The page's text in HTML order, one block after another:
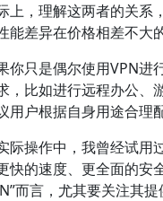
上，理解这两者的关系
能差异在价格相差不大
你只是偶尔使用VPN进
，比如进行远程办公、
用户根据自身用途合理
际操作中，我曾经试用
快的速度、更全面的安
而言，尤其要关注其